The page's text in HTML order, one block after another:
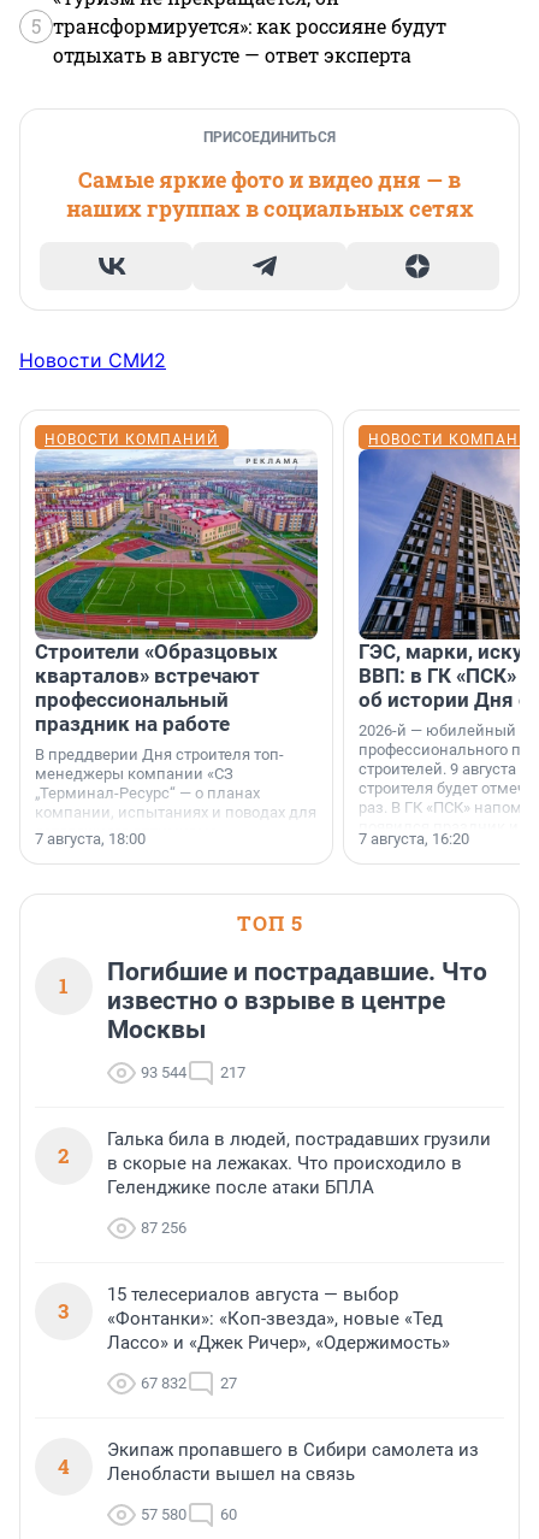
5 трансформируется»: как россияне будут
отдыхать в августе — ответ эксперта
ПРИСОЕДИНИТЬСЯ
Самые яркие фото и видео дня — в
наших группах в социальных сетях
Новости СМИ2
НОВОСТИ КОМПАНИЙ
Строители «Образцовых
кварталов» встречают
профессиональный
праздник на работе
В преддверии Дня строителя топ-
менеджеры компании «СЗ
„Терминал-Ресурс“ — о планах
компании, испытаниях и поводах для
осторожного оптимизма.
7 августа, 18:00
НОВОСТИ
ГЭС, марки,
ВВП: в ГК «ПСК»
об истории Дня
2026-й — юбилейный
профессионального
строителей. 9 августа
строителя будет
раз. В ГК «ПСК»
поменялась роль
7 августа, 16:20
ТОП 5
1
Погибшие и пострадавшие. Что
известно о взрыве в центре
Москвы
93 544 217
2
Галька била в людей, пострадавших грузили
в скорые на лежаках. Что происходило в
Геленджике после атаки БПЛА
87 256
3
15 телесериалов августа — выбор
«Фонтанки»: «Коп-звезда», новые «Тед
Лассо» и «Джек Ричер», «Одержимость»
67 832 27
4
Экипаж пропавшего в Сибири самолета из
Ленобласти вышел на связь
57 580 60